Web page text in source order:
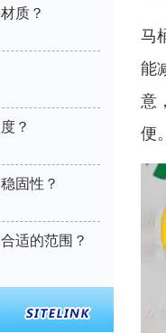
质？
？
固性？
适的范围？
马
能
意
便